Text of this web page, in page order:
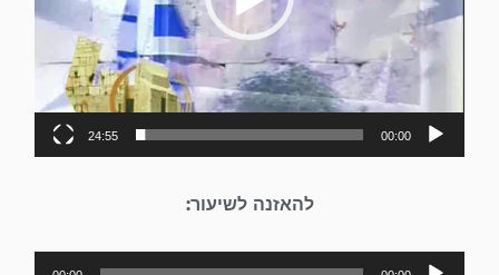
00:00
24:55
להאזנה לשיעור:
נגן